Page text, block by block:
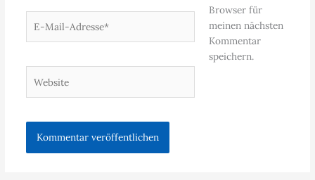
Mail-
Browser für
meinen nächsten
Kommentar
speichern.